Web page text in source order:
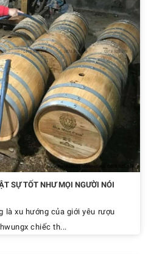
SỰ TỐT NHƯ MỌI NGƯỜI NÓI
là xu hướng của giới yêu rượu
chiếc th...